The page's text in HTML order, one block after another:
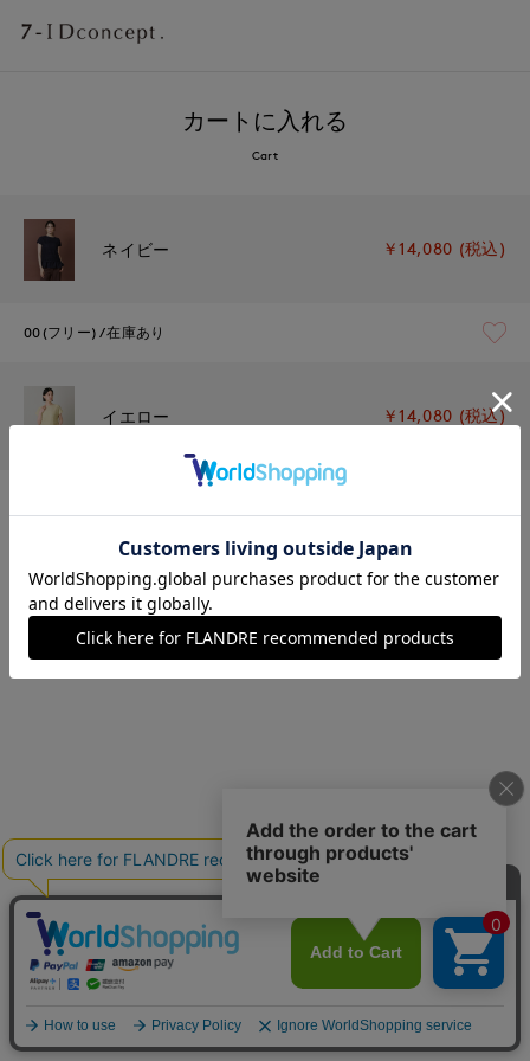
カートに入れる
Cart
ネイビー ￥14,080 (税込)
00(フリー) 在庫あり
イエロー ￥14,080 (税込)